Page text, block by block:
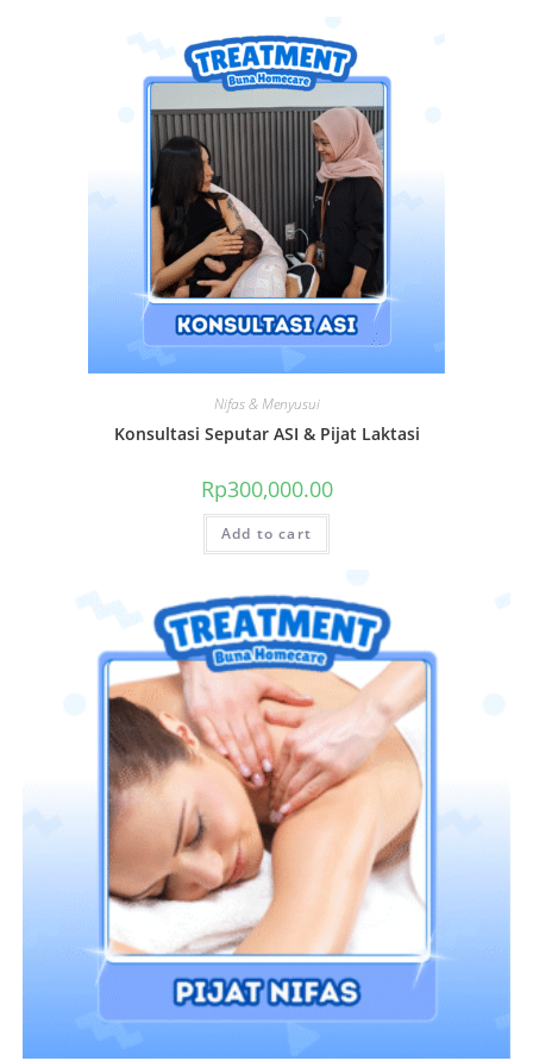
Nifas & Menyusui
Konsultasi Seputar ASI & Pijat Laktasi
Rp300,000.00
Add to cart